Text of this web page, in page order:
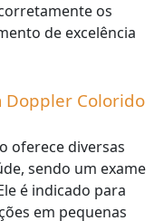
os
de excelência
Doppler Colorido
oferece diversas
sendo um exame
é indicado para
em pequenas